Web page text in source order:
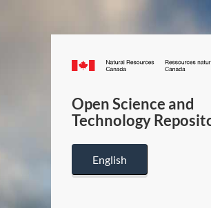
Canada.ca
Open Science and
Technology
English